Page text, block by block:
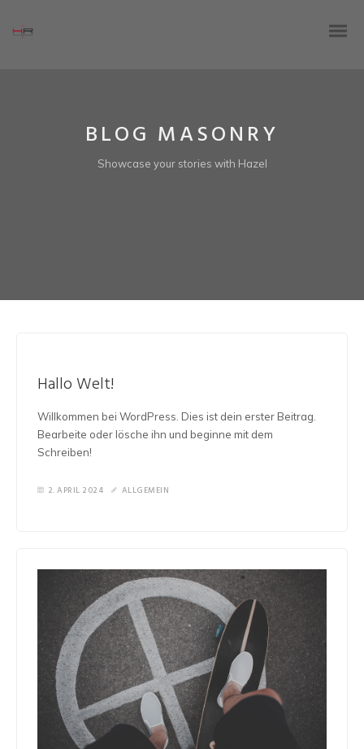
BLOG MASONRY
Showcase your stories with Hazel
Hallo Welt!
Willkommen bei WordPress. Dies ist dein erster Beitrag.
Bearbeite oder lösche ihn und beginne mit dem
Schreiben!
2. APRIL 2024 ALLGEMEIN